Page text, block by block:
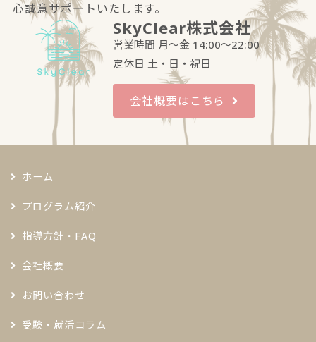
心誠意サポートいたします。
SkyClear株式会社
営業時間 月～金 14:00～22:00
定休日 土・日・祝日
会社概要はこちら
ホーム
プログラム紹介
指導方針・FAQ
会社概要
お問い合わせ
受験・就活コラム